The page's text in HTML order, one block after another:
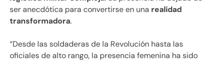
ser anecdótica para convertirse en una realidad
transformadora.
“Desde las soldaderas de la Revolución hasta las
oficiales de alto rango, la presencia femenina ha sido